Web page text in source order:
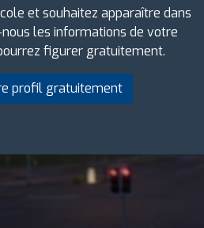
et souhaitez apparaître dans
les informations de votre
figurer gratuitement.
profil gratuitement